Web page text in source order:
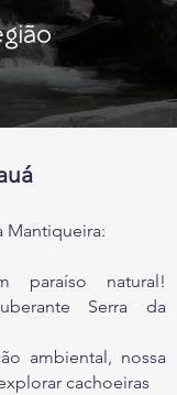
Mantiqueira:
paraíso natural!
Serra da
ambiental, nossa
cachoeiras